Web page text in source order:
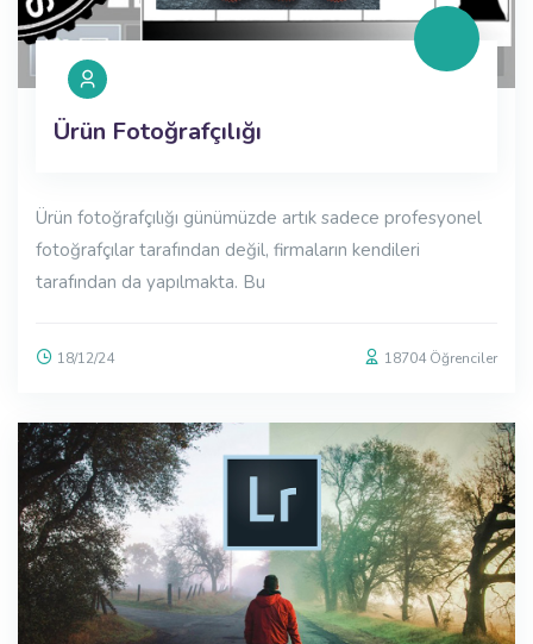
Ürün Fotoğrafçılığı
Ürün fotoğrafçılığı günümüzde artık sadece profesyonel
fotoğrafçılar tarafından değil, firmaların kendileri
tarafından da yapılmakta. Bu
18/12/24 18704 Öğrenciler